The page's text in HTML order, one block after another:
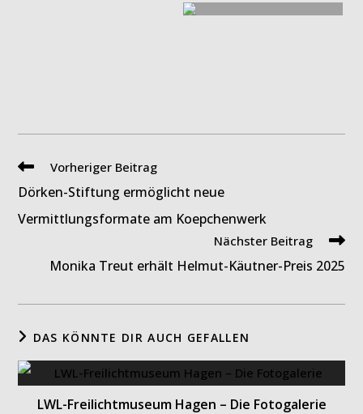
Weitere
ansehen
Vorheriger Beitrag
Dörken-Stiftung ermöglicht neue
Vermittlungsformate am Koepchenwerk
Nächster Beitrag
Monika Treut erhält Helmut-Käutner-Preis 2025
DAS KÖNNTE DIR AUCH GEFALLEN
LWL-Freilichtmuseum Hagen – Die Fotogalerie